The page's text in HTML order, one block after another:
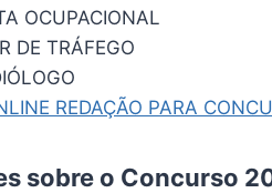
OCUPACIONAL
DE TRÁFEGO
REDAÇÃO PARA
sobre o Concurso